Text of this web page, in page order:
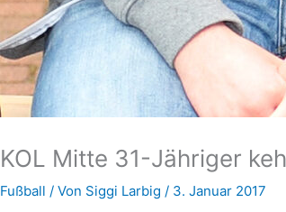
KOL Mitte 31-Jähriger
Fußball / Von Siggi Larbig/ 3. Januar 2017